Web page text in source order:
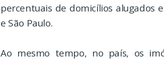
percentuais de domicílios alugados
e São Paulo.
Ao mesmo tempo, no país, os